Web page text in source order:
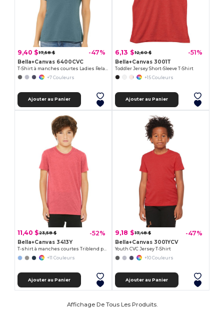
9,40 $17,58 $ -47%
Bella+Canvas 6400CVC
+7 Couleurs
Ajouter au Panier
6,13 $12,60 $ -51%
Bella+Canvas 3001T
Toddler Jersey Short-Sleeve T-Shirt
+15 Couleurs
Ajouter au Panier
11,40 $23,58 $ -52%
Bella+Canvas 3413Y
T-shirt à manches courtes Triblend pour jeune
+11 Couleurs
Ajouter au Panier
9,18 $17,48 $ -47%
Bella+Canvas 3001YCV
Youth CVC Jersey T-Shirt
+10 Couleurs
Ajouter au Panier
Affichage De Tous Les Produits.